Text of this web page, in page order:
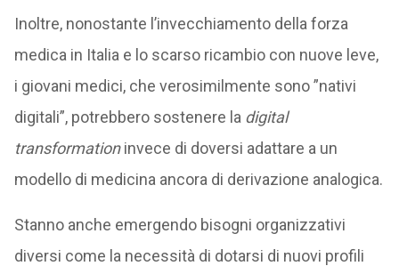
Inoltre, nonostante l’invecchiamento della forza
medica in Italia e lo scarso ricambio con nuove leve,
i giovani medici, che verosimilmente sono ”nativi
digitali”, potrebbero sostenere la digital
transformationinvece di doversi adattare a un
modello di medicina ancora di derivazione analogica.
Stanno anche emergendo bisogni organizzativi
diversi come la necessità di dotarsi di nuovi profili